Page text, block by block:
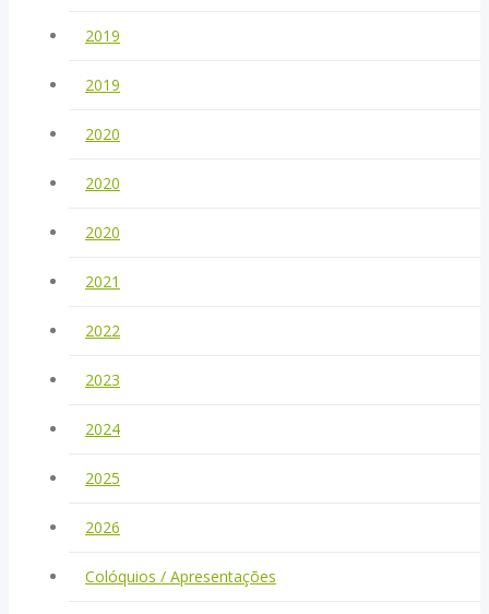
2019
2019
2020
2020
2020
2021
2022
2023
2024
2025
2026
Colóquios / Apresentações